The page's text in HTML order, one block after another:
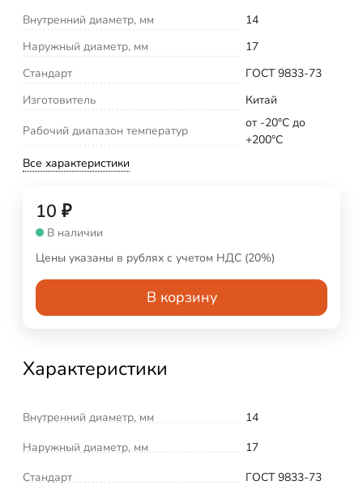
Внутренний диаметр, мм
14
Наружный диаметр, мм
17
Стандарт
ГОСТ 9833-73
Изготовитель
Китай
Рабочий диапазон температур
от -20°С до
+200°С
Все характеристики
10 ₽
В наличии
Цены указаны в рублях с учетом НДС (20%)
В корзину
Характеристики
Внутренний диаметр, мм
14
Наружный диаметр, мм
17
Стандарт
ГОСТ 9833-73